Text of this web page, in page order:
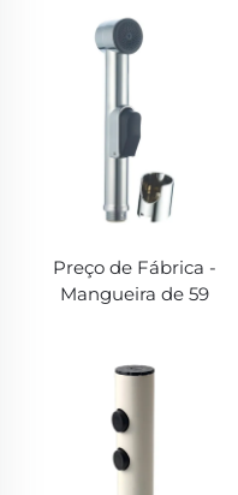
Contra Vazamentos | Alta
Pressão 100PSI (Garantia
Preço de Fábrica -
Mangueira de 59
Pressão 100PSI (Design